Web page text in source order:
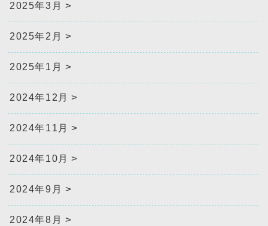
2025年3月
2025年2月
2025年1月
2024年12月
2024年11月
2024年10月
2024年9月
2024年8月